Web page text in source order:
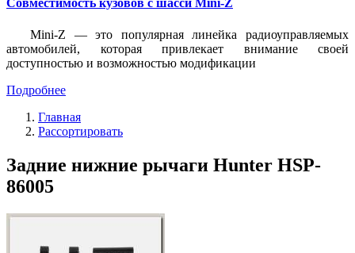
Совместимость кузовов с шасси Mini-Z
Mini-Z — это популярная линейка радиоуправляемых
автомобилей, которая привлекает внимание своей
доступностью и возможностью модификации
Подробнее
Главная
Рассортировать
Задние нижние рычаги Hunter HSP-
86005